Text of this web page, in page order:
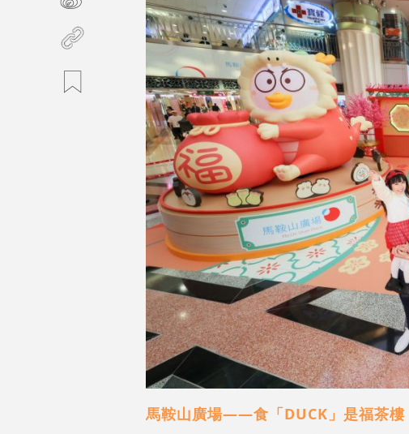
馬鞍山廣場——食「DUCK」是福茶樓